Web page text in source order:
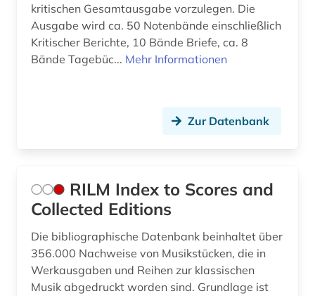
kritischen Gesamtausgabe vorzulegen. Die
Ausgabe wird ca. 50 Notenbände einschließlich
Kritischer Berichte, 10 Bände Briefe, ca. 8
Bände Tagebüc... Mehr Informationen
Zur Datenbank
RILM Index to Scores and
Collected Editions
Die bibliographische Datenbank beinhaltet über
356.000 Nachweise von Musikstücken, die in
Werkausgaben und Reihen zur klassischen
Musik abgedruckt worden sind. Grundlage ist